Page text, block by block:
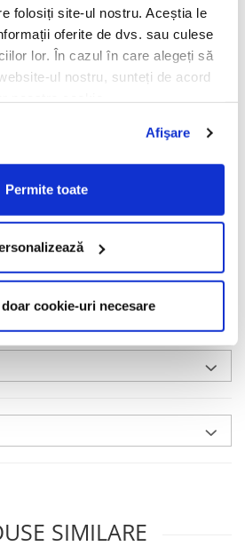
folosiți site-ul nostru. Aceștia le
oferite de dvs. sau culese
lor. În cazul în care alegeți să
ul nostru, sunteți de acord
Afişare
Permite toate
cookie-uri necesare
inima Berlinului, în 2012, într-o poștă de la
de Est și cea de Vest, unde o simplă
un incubator pentru proiecte inovatoare
și o filozofie ce explorează identități
o experiență ce transcende limitele
este un vis creat cu pasiune în Berlin și
arta se întâlnește cu identitatea și
unei filozofii de viață.
SIMILARE